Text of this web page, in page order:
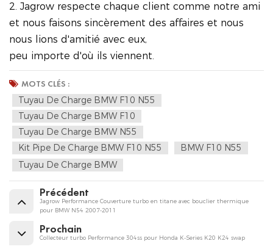
2. Jagrow respecte chaque client comme notre ami
et nous faisons sincèrement des affaires et nous
nous lions d'amitié avec eux,
peu importe d'où ils viennent.
MOTS CLÉS :
Tuyau De Charge BMW F10 N55
Tuyau De Charge BMW F10
Tuyau De Charge BMW N55
Kit Pipe De Charge BMW F10 N55
BMW F10 N55
Tuyau De Charge BMW
Précédent
Jagrow Performance Couverture turbo en titane avec bouclier thermique
pour BMW N54 2007-2011
Prochain
Collecteur turbo Performance 304ss pour Honda K-Series K20 K24 swap